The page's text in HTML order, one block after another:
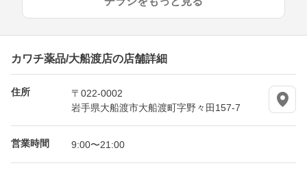
カワチ薬品/大船渡店の店舗詳細
住所
〒022-0002
岩手県大船渡市大船渡町字野々田157-7
営業時間 9:00〜21:00